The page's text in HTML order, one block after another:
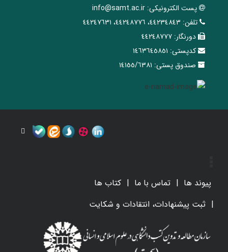
پست الکترونیکی: info@samt.ac.ir
تلفن: ٤٤٢٣٤٨٤٣، ٤٤٢٤٨٧٧٦، ٤٤٢٤٧٦٣١
دورنگار: ٤٤٢٤٨٧٧٧
کدپستی: ١٤٦٣٦٤٥٨٥١
صندوق پستی: ١٤١٥٥/٦٣٨١
پیوند ها تماس با ما
کتاب ها
ثبت پیشنهادات، انتقادات و شکایت